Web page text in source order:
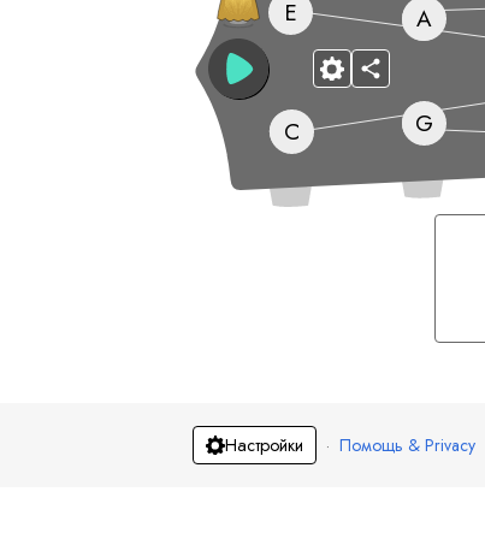
G
C
E
A
Настройки · Помощь & Privacy